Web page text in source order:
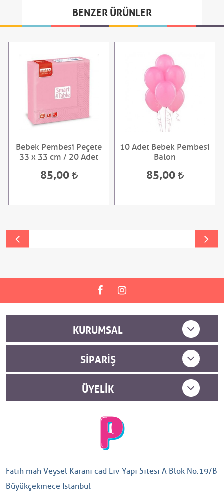
BENZER ÜRÜNLER
Bebek Pembesi Peçete
33 x 33 cm / 20 Adet
85,00
10 Adet Bebek Pembesi
Balon
85,00
KURUMSAL
SIPARIŞ
ÜYELIK
Fatih mah Veysel Karani cad Liv Yapı Sitesi A Blok No:19/B
Büyükçekmece İstanbul